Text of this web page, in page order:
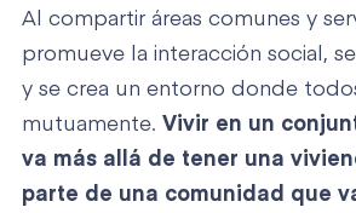
Al compartir áreas comunes y
promueve la interacción social,
y se crea un entorno donde
mutuamente. Vivir en un
va más allá de tener una
parte de una comunidad que